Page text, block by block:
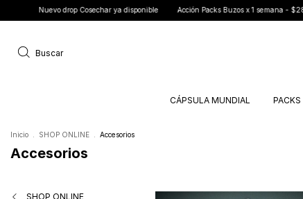
Cosechar ya disponible Acción Packs Buzos x 1 semana - $28.000 c/u 3
Buscar
CÁPSULA MUNDIAL PACKS
Inicio SHOP ONLINE Accesorios
Accesorios
SHOP ONLINE